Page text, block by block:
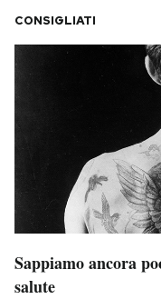
CONSIGLIATI
Sappiamo ancora
salute